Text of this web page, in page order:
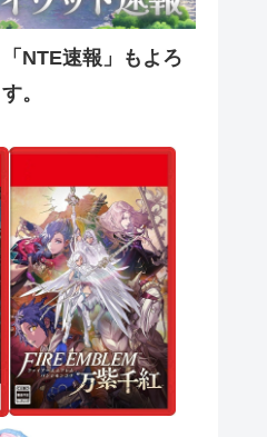
NTE速報」もよろ
。